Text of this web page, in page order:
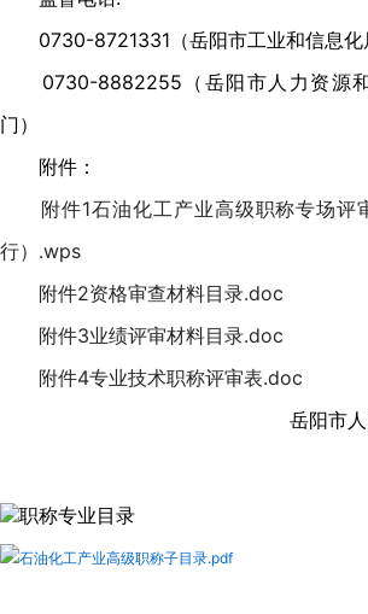
0730-8721331（岳阳市工业和信息化
0730-8882255（岳阳市人力资源和
门）
附件：
附件1石油化工产业高级职称专场评
行）.wps
附件2资格审查材料目录.doc
附件3业绩评审材料目录.doc
附件4专业技术职称评审表.doc
岳阳市人
职称专业目录
石油化工产业高级职称子目录.pdf